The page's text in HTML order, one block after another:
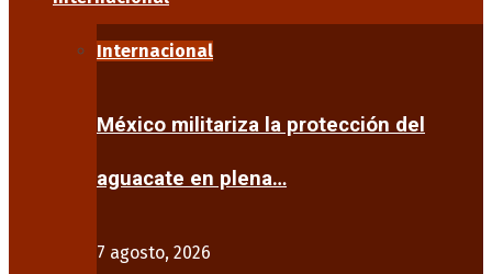
Internacional
México militariza la protección del
aguacate en plena…
7 agosto, 2026